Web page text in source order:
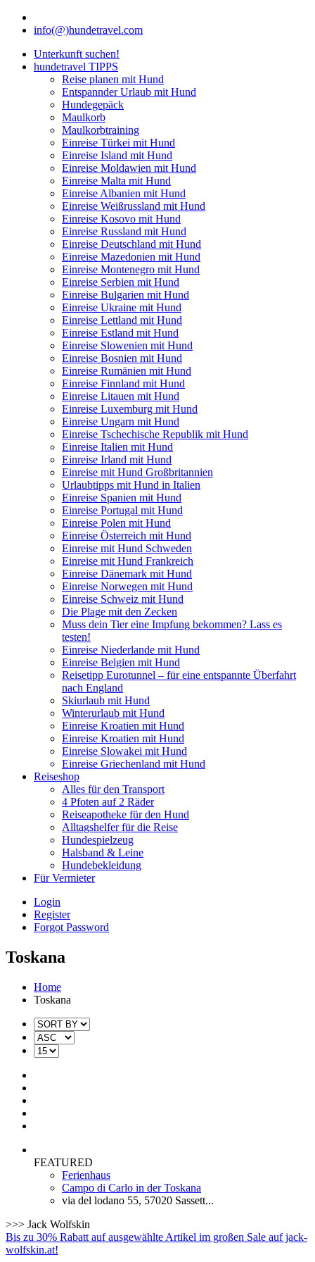
info(@)hundetravel.com
Unterkunft suchen!
hundetravel TIPPS
Reise planen mit Hund
Entspannder Urlaub mit Hund
Hundegepäck
Maulkorb
Maulkorbtraining
Einreise Türkei mit Hund
Einreise Island mit Hund
Einreise Moldawien mit Hund
Einreise Malta mit Hund
Einreise Albanien mit Hund
Einreise Weißrussland mit Hund
Einreise Kosovo mit Hund
Einreise Russland mit Hund
Einreise Deutschland mit Hund
Einreise Mazedonien mit Hund
Einreise Montenegro mit Hund
Einreise Serbien mit Hund
Einreise Bulgarien mit Hund
Einreise Ukraine mit Hund
Einreise Lettland mit Hund
Einreise Estland mit Hund
Einreise Slowenien mit Hund
Einreise Bosnien mit Hund
Einreise Rumänien mit Hund
Einreise Finnland mit Hund
Einreise Litauen mit Hund
Einreise Luxemburg mit Hund
Einreise Ungarn mit Hund
Einreise Tschechische Republik mit Hund
Einreise Italien mit Hund
Einreise Irland mit Hund
Einreise mit Hund Großbritannien
Urlaubtipps mit Hund in Italien
Einreise Spanien mit Hund
Einreise Portugal mit Hund
Einreise Polen mit Hund
Einreise Österreich mit Hund
Einreise mit Hund Schweden
Einreise mit Hund Frankreich
Einreise Dänemark mit Hund
Einreise Norwegen mit Hund
Einreise Schweiz mit Hund
Die Plage mit den Zecken
Muss dein Tier eine Impfung bekommen? Lass es
testen!
Einreise Niederlande mit Hund
Einreise Belgien mit Hund
Reisetipp Eurotunnel – für eine entspannte Überfahrt
nach England
Skiurlaub mit Hund
Winterurlaub mit Hund
Einreise Kroatien mit Hund
Einreise Kroatien mit Hund
Einreise Slowakei mit Hund
Einreise Griechenland mit Hund
Reiseshop
Alles für den Transport
4 Pfoten auf 2 Räder
Reiseapotheke für den Hund
Alltagshelfer für die Reise
Hundespielzeug
Halsband & Leine
Hundebekleidung
Für Vermieter
Login
Register
Forgot Password
Toskana
Home
Toskana
FEATURED
Ferienhaus
Campo di Carlo in der Toskana
via del lodano 55, 57020 Sassett...
>>> Jack Wolfskin
Bis zu 30% Rabatt auf ausgewählte Artikel im großen Sale auf jack-
wolfskin.at!